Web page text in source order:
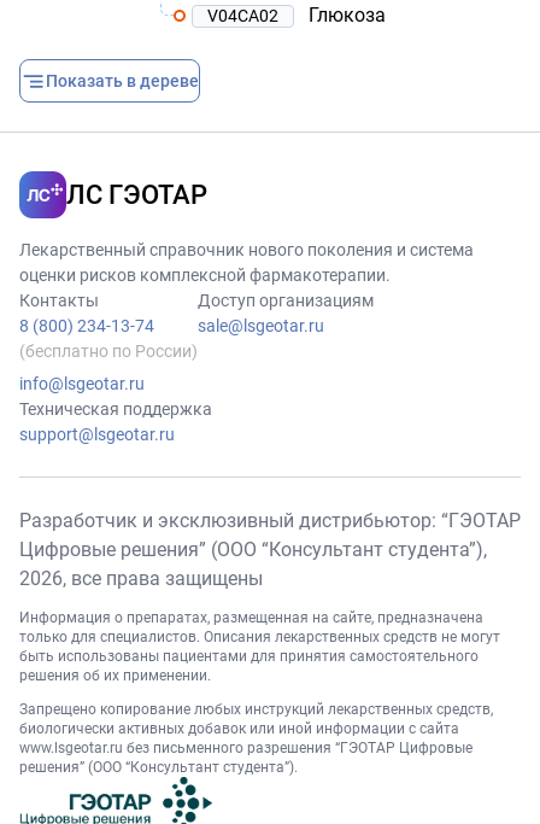
V04CA02
Глюкоза
Показать в дереве
ЛС ГЭОТАР
Лекарственный справочник нового поколения и система
оценки рисков комплексной фармакотерапии.
Контакты
8 (800) 234-13-74
(бесплатно по России)
info@lsgeotar.ru
Доступ организациям
sale@lsgeotar.ru
Техническая поддержка
support@lsgeotar.ru
Разработчик и эксклюзивный дистрибьютор: “ГЭОТАР
Цифровые решения” (ООО “Консультант студента”),
2026, все права защищены
Информация о препаратах, размещенная на сайте, предназначена
только для специалистов. Описания лекарственных средств не могут
быть использованы пациентами для принятия самостоятельного
решения об их применении.
Запрещено копирование любых инструкций лекарственных средств,
биологически активных добавок или иной информации с сайта
www.lsgeotar.ru без письменного разрешения “ГЭОТАР Цифровые
решения” (ООО “Консультант студента”).